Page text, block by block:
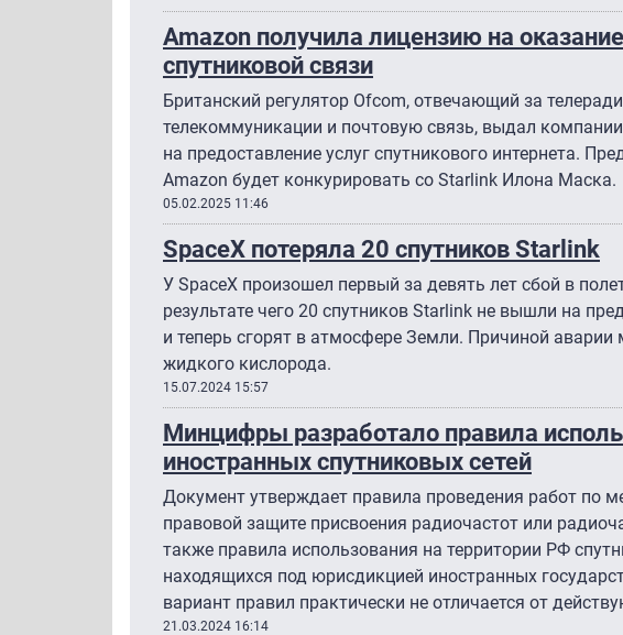
Amazon получила лицензию на
спутниковой связи
Британский регулятор Ofcom, отвечающий за
телекоммуникации и почтовую связь, выдал
на предоставление услуг спутникового интернета.
Amazon будет конкурировать со Starlink Илона Маска.
05.02.2025 11:46
SpaceX потеряла 20 спутников Starlink
У SpaceX произошел первый за девять лет сбой в
результате чего 20 спутников Starlink не вышли на
и теперь сгорят в атмосфере Земли. Причиной аварии
жидкого кислорода.
15.07.2024 15:57
Минцифры разработало правила
иностранных спутниковых сетей
Документ утверждает правила проведения работ по
правовой защите присвоения радиочастот или
также правила использования на территории РФ
находящихся под юрисдикцией иностранных
вариант правил практически не отличается от
21.03.2024 16:14